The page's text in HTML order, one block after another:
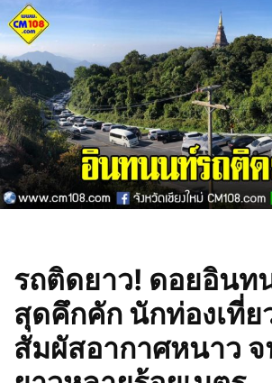
รถติดยาว! ดอยอิน
สุดคึกคัก นักท่องเที่
สัมผัสอากาศหนาว